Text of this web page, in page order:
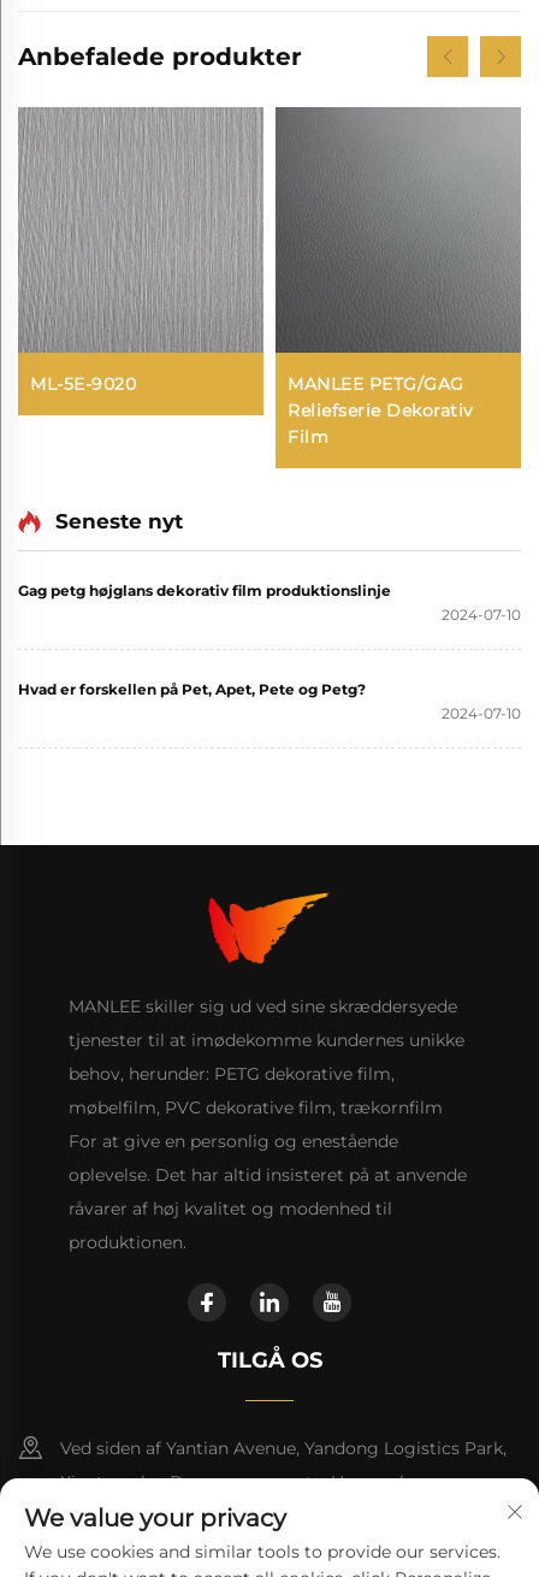
Anbefalede produkter
ML-5E-9020
MANLEE PETG/GAG
Reliefserie Dekorativ
Film
Seneste nyt
Gag petg højglans dekorativ film produktionslinje
2024-07-10
Hvad er forskellen på Pet, Apet, Pete og Petg?
2024-07-10
MANLEE skiller sig ud ved sine skræddersyede
tjenester til at imødekomme kundernes unikke
behov, herunder: PETG dekorative film,
møbelfilm, PVC dekorative film, trækornfilm
For at give en personlig og enestående
oplevelse. Det har altid insisteret på at anvende
råvarer af høj kvalitet og modenhed til
produktionen.
TILGÅ OS
Ved siden af Yantian Avenue, Yandong Logistics Park,
Xiantang by, Dongyuan county, Heyuan by
+86 13923680051
We value your privacy
We use cookies and similar tools to provide our services.